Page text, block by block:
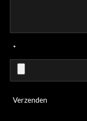
*
Verzenden